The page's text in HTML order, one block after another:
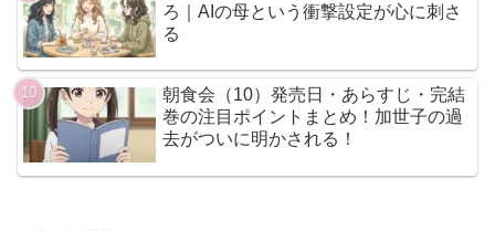
ろ｜AIの母という衝撃設定が心に刺さ
る
朝食会（10）発売日・あらすじ・完結
巻の注目ポイントまとめ！加世子の過
去がついに明かされる！